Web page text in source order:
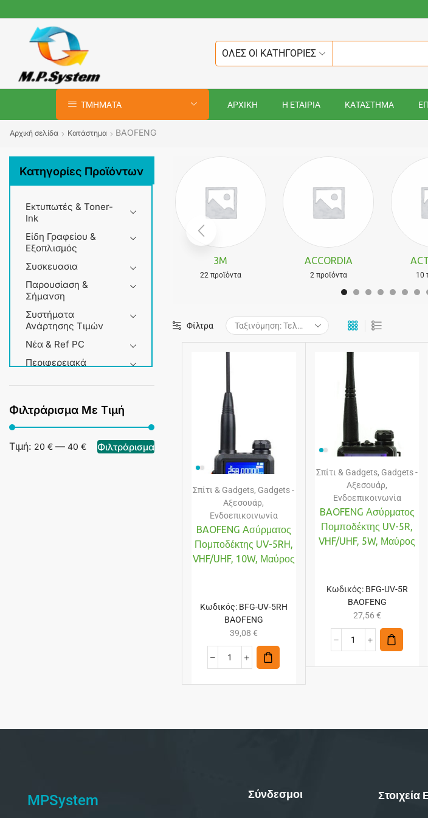
ΟΛΕΣ ΟΙ ΚΑΤΗΓΟΡΙΕΣ
ΤΜΗΜΑΤΑ ΑΡΧΙΚΗ Η ΕΤΑΙΡΙΑ ΚΑΤΑΣΤΗΜΑ
Αρχική σελίδα Κατάστημα BAOFENG
Κατηγορίες Προϊόντων
Εκτυπωτές & Toner-
Ink
Είδη Γραφείου &
Εξοπλισμός
Συσκευασια
Παρουσίαση &
Σήμανση
Συστήματα
Ανάρτησης Τιμών
Νέα & Ref PC
Περιφερειακά
+3 more
Φιλτράρισμα Με Τιμή
Φιλτράρισμα
Τιμή: 20 € — 40 €
3M
22 προϊόντα
ACCORDIA
2 προϊόντα 10
Φίλτρα
Σπίτι & Gadgets, Gadgets -
Αξεσουάρ,
Ενδοεπικοινωνία
BAOFENG Ασύρματος
Πομποδέκτης UV-5RH,
VHF/UHF, 10W, Μαύρος
Κωδικός: BFG-UV-5RH
BAOFENG
39,08 €
Σπίτι & Gadgets, Gadgets -
Αξεσουάρ,
Ενδοεπικοινωνία
BAOFENG Ασύρματος
Πομποδέκτης UV-5R,
VHF/UHF, 5W, Μαύρος
Κωδικός: BFG-UV-5R
BAOFENG
27,56 €
MPSystem Σύνδεσμοι Στοιχεία